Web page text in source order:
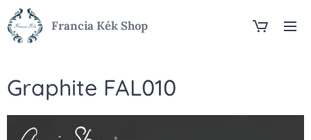
Francia Kék Shop
Graphite FAL010